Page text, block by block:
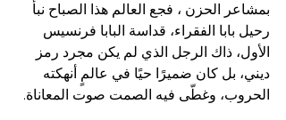
بمشاعر الحزن ، فجع العالم هذا الصباح نبأ
رحيل بابا الفقراء، قداسة البابا فرنسيس
الأول، ذاك الرجل الذي لم يكن مجرد رمز
ديني، بل كان ضميرًا حيًا في عالمٍ أنهكته
الحروب، وغطّى فيه الصمت صوت المعاناة.